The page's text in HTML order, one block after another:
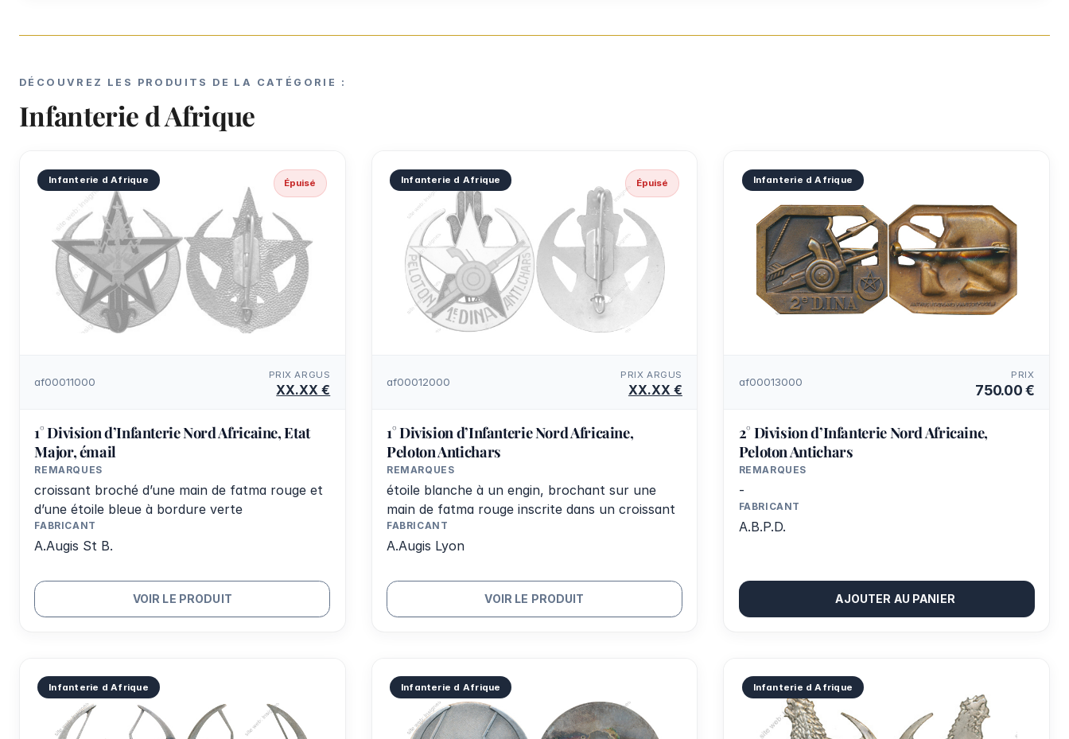
DÉCOUVREZ LES PRODUITS DE LA CATÉGORIE :
Infanterie d Afrique
Infanterie d Afrique Épuisé
af00011000
PRIX ARGUS
XX.XX €
1° Division d’Infanterie Nord Africaine, Etat
Major, émail
REMARQUES
croissant broché d’une main de fatma rouge et
d’une étoile bleue à bordure verte
FABRICANT
A.Augis St B.
VOIR LE PRODUIT
Infanterie d Afrique Épuisé
af00012000
PRIX ARGUS
XX.XX €
1° Division d’Infanterie Nord Africaine,
Peloton Antichars
REMARQUES
étoile blanche à un engin, brochant sur une
main de fatma rouge inscrite dans un croissant
FABRICANT
A.Augis Lyon
VOIR LE PRODUIT
Infanterie d Afrique
af00013000
PRIX
750.00 €
2° Division d’Infanterie Nord Africaine,
Peloton Antichars
REMARQUES
-
FABRICANT
A.B.P.D.
AJOUTER AU PANIER
Infanterie d Afrique Infanterie d Afrique Infanterie d Afrique